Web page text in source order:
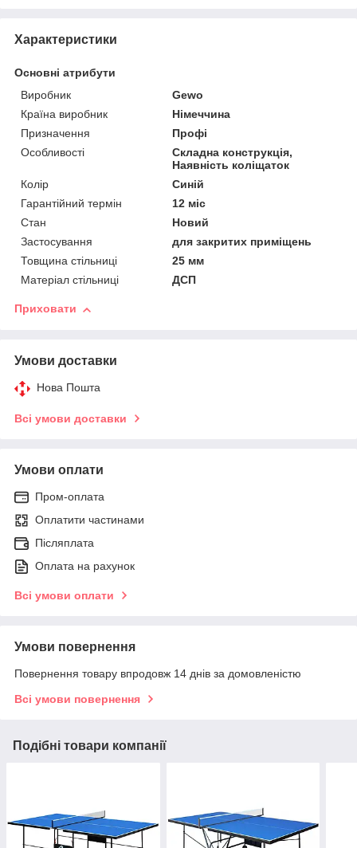
Характеристики
Основні атрибути
Виробник
Gewo
Країна виробник
Німеччина
Призначення
Профі
Особливості
Складна конструкція,
Наявність коліщаток
Колір
Синій
Гарантійний термін
12 міс
Стан
Новий
Застосування
для закритих приміщень
Товщина стільниці
25 мм
Матеріал стільниці
ДСП
Приховати
Умови доставки
Нова Пошта
Всі умови доставки
Умови оплати
Пром-оплата
Оплатити частинами
Післяплата
Оплата на рахунок
Всі умови оплати
Умови повернення
Повернення товару впродовж 14 днів за домовленістю
Всі умови повернення
Подібні товари компанії